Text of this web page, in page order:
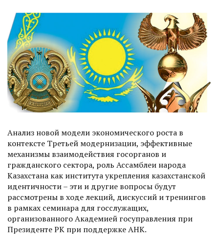
Анализ новой модели экономического роста в
контексте Третьей модернизации, эффективные
механизмы взаимодействия госорганов и
гражданского сектора, роль Ассамблеи народа
Казахстана как института укреп­ления казахстанской
идентичности – эти и другие вопросы будут
рассмотрены в ходе лекций, дискуссий и тренингов
в рамках семинара для госслужащих,
организованного Академией госуправления при
Президенте РК при поддержке АНК.